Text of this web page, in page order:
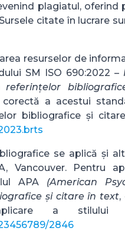
plagiatul,
citate în lucrare
resurselor de
SM ISO 690:2022 –
a acestui
bibliografice și
se aplică și
Vancouver. Pentru
APA (American
și citare în text,
a stilului
2846